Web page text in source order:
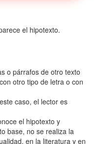
el hipotexto.
o párrafos de otro texto
otro tipo de letra o con
caso, el lector es
el hipotexto y
base, no se realiza la
en la literatura y en